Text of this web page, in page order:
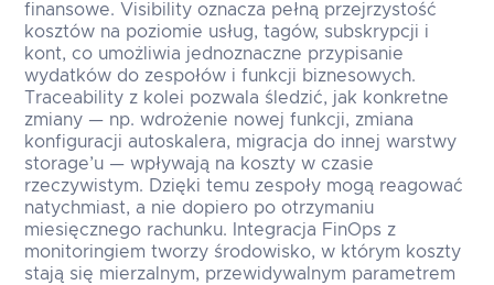
finansowe. Visibility oznacza pełną przejrzystość
kosztów na poziomie usług, tagów, subskrypcji i
kont, co umożliwia jednoznaczne przypisanie
wydatków do zespołów i funkcji biznesowych.
Traceability z kolei pozwala śledzić, jak konkretne
zmiany — np. wdrożenie nowej funkcji, zmiana
konfiguracji autoskalera, migracja do innej warstwy
storage’u — wpływają na koszty w czasie
rzeczywistym. Dzięki temu zespoły mogą reagować
natychmiast, a nie dopiero po otrzymaniu
miesięcznego rachunku. Integracja FinOps z
monitoringiem tworzy środowisko, w którym koszty
stają się mierzalnym, przewidywalnym parametrem